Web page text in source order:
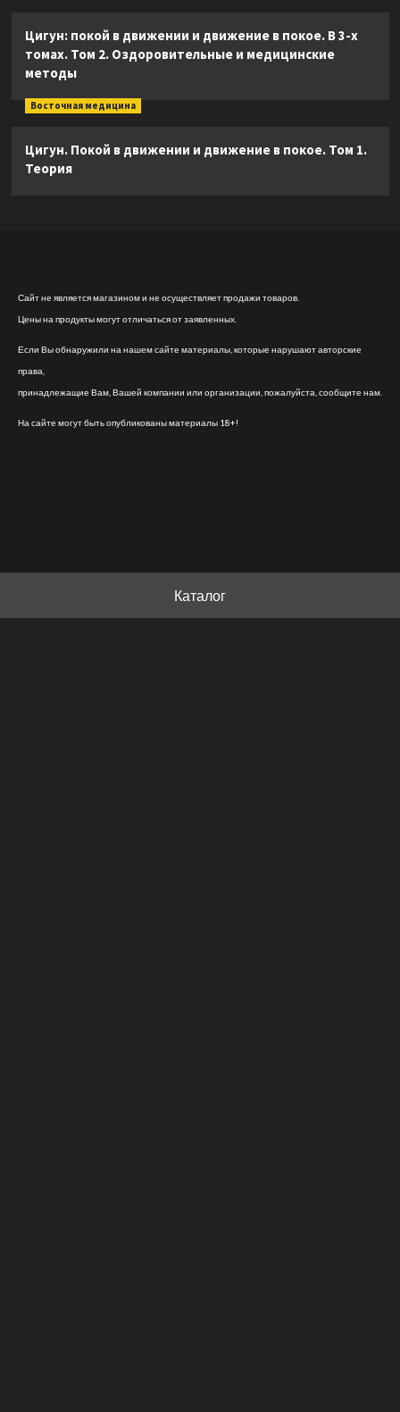
Цигун: покой в движении и движение в покое. В 3-х
томах. Том 2. Оздоровительные и медицинские
методы
Восточная медицина
Цигун. Покой в движении и движение в покое. Том 1.
Теория
Сайт не является магазином и не осуществляет продажи товаров.
Цены на продукты могут отличаться от заявленных.
Если Вы обнаружили на нашем сайте материалы, которые нарушают авторские
права,
принадлежащие Вам, Вашей компании или организации, пожалуйста, сообщите нам.
На сайте могут быть опубликованы материалы 18+!
Каталог